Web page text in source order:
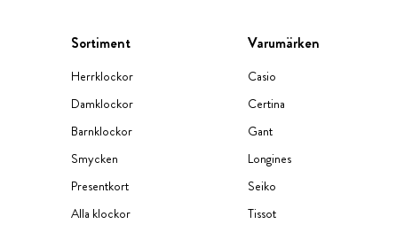
Sortiment
Herrklockor
Damklockor
Barnklockor
Smycken
Presentkort
Alla klockor
Varumärken
Casio
Certina
Gant
Longines
Seiko
Tissot